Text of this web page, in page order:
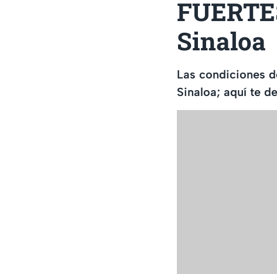
Sinaloa
Las condiciones
Sinaloa; aquí te